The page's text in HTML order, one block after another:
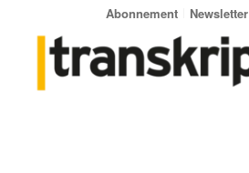
Abonnement Newsletter